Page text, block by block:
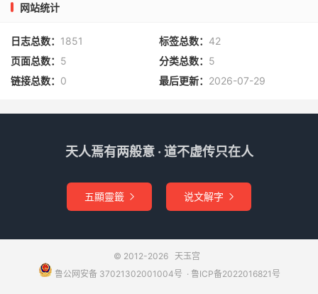
丙水合局多福寿，犯罪人家开此恩；丙水赦文出水朝，皇恩
浩荡叨原宥；艮龙丙水可催官，纳甲之理宜参透；凡地非砂
贵难求，八个归元水最秀；形即笏山出公卿，柜库之形富豪
佑；辛酉亥龙实验之，亦须水朝如辐辏；
丙水破局
巽辛亥，状元及第位三公；兄弟联芳入翰林，喜看
水朝入，贞洁女儿美貌浓；或因女家致财富，或因妻贵得恩
义门寿考福无穷；若然峨眉山在巽，宫妃驸马两相逢；三阳
水朝入庚震，食禄开府位三公；更出仙翁与佛子，蓬莱得道
超凡风；破局冷退为乞丐，抱花山现多淫风；或山破碎水斜
网站统计
日志总数： 1851 标签总数： 42
页面总数： 5 分类总数： 5
链接总数： 0 最后更新： 2026-07-29
天人焉有两般意 · 道不虚传只在人
五顯靈籤  说文解字 
© 2012-2026 天玉宫
鲁公网安备 37021302001004号 ​​​ · 鲁ICP备2022016821号